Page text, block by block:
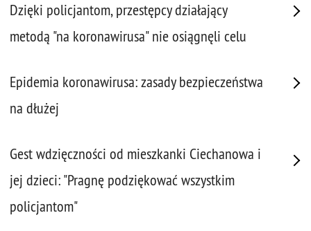
Dzięki policjantom, przestępcy działający
metodą "na koronawirusa" nie osiągnęli celu
Epidemia koronawirusa: zasady bezpieczeństwa
na dłużej
Gest wdzięczności od mieszkanki Ciechanowa i
jej dzieci: "Pragnę podziękować wszystkim
policjantom"